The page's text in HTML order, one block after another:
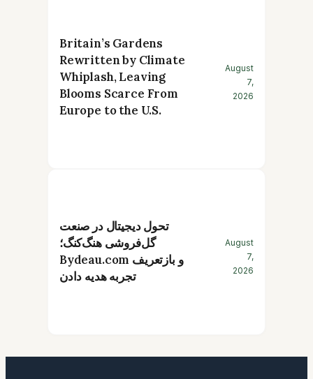
Britain’s Gardens
Rewritten by Climate
Whiplash, Leaving
Blooms Scarce From
Europe to the U.S.
August
7,
2026
تحول دیجیتال در صنعت
گل‌فروشی هنگ‌کنگ؛
Bydeau.com و بازتعریف
تجربه هدیه دادن
August
7,
2026